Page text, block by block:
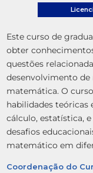
Este curso de
obter
questões
desenvolvimento de
matemática. O
habilidades teóricas
cálculo, estatística,
desafios
matemático em
Coordenação do